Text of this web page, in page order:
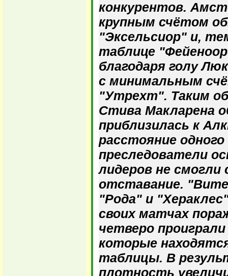
конкурентов.
крупным счётом
"Эксельсиор" и,
таблице
благодаря голу
с минимальным
"Утрехт". Таким
Стива Макларена
приблизилась к
расстояние
преследователи
лидеров не
отставание.
"Рода" и
своих матчах
четверо
которые
таблицы. В
плотность